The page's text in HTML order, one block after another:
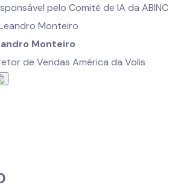
pelo Comitê de IA da ABINC
Monteiro
de Vendas América da Volis